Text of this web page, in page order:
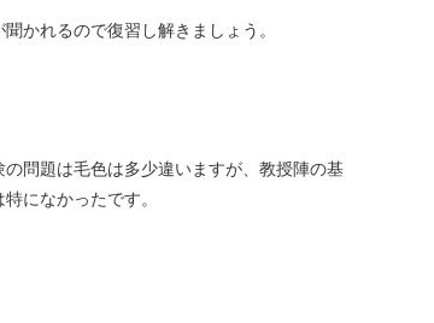
かれるので復習し解きましょう。
問題は毛色は多少違いますが、教授陣の基
になかったです。